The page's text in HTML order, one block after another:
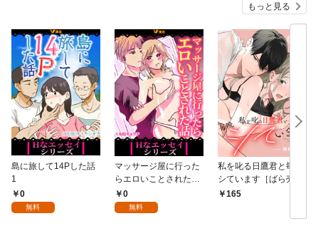
もっと見る
島に旅して14Pした話
1
0
無料
マッサージ屋に行った
らエロいことされた話
1 0
無料
私を叱る日鷹君と毎晩
シています［ばら売
り］ 第1話
165